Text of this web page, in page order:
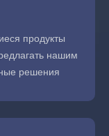
продукты
нашим
решения